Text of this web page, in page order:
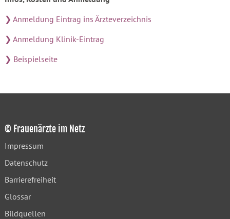
❯ Anmeldung Eintrag ins Ärzteverzeichnis
❯ Anmeldung Klinik-Eintrag
❯ Beispielseite
© Frauenärzte im Netz
Impressum
Datenschutz
Barrierefreiheit
Glossar
Bildquellen